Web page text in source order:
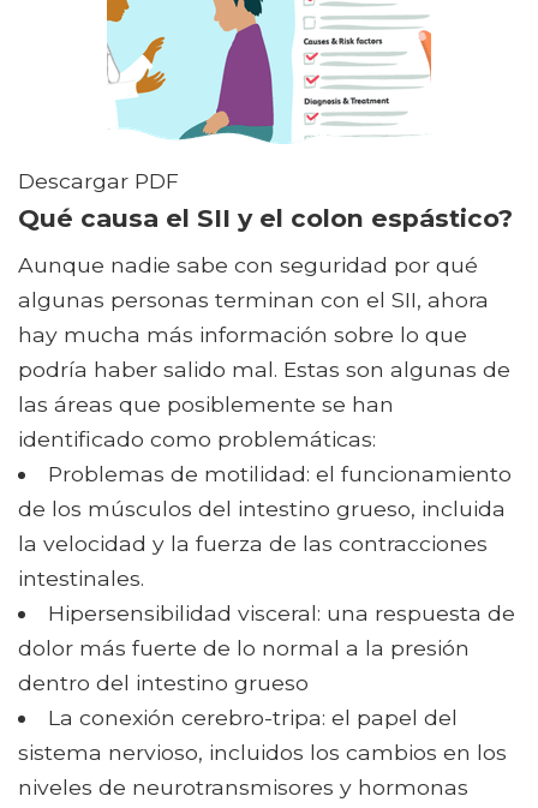
Descargar PDF
Qué causa el SII y el colon espástico?
Aunque nadie sabe con seguridad por qué
algunas personas terminan con el SII, ahora
hay mucha más información sobre lo que
podría haber salido mal. Estas son algunas de
las áreas que posiblemente se han
identificado como problemáticas:
Problemas de motilidad: el funcionamiento
de los músculos del intestino grueso, incluida
la velocidad y la fuerza de las contracciones
intestinales.
Hipersensibilidad visceral: una respuesta de
dolor más fuerte de lo normal a la presión
dentro del intestino grueso
La conexión cerebro-tripa: el papel del
sistema nervioso, incluidos los cambios en los
niveles de neurotransmisores y hormonas